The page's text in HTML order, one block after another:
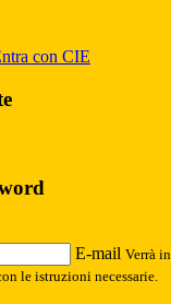
con CIE
E-mail Verrà
le istruzioni necessarie.